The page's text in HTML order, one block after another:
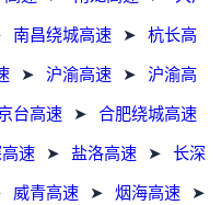
南昌绕城高速 ➤ 杭长高
➤ 沪渝高速 ➤ 沪渝高
台高速 ➤ 合肥绕城高速
速 ➤ 盐洛高速 ➤ 长深
威青高速 ➤ 烟海高速
➤